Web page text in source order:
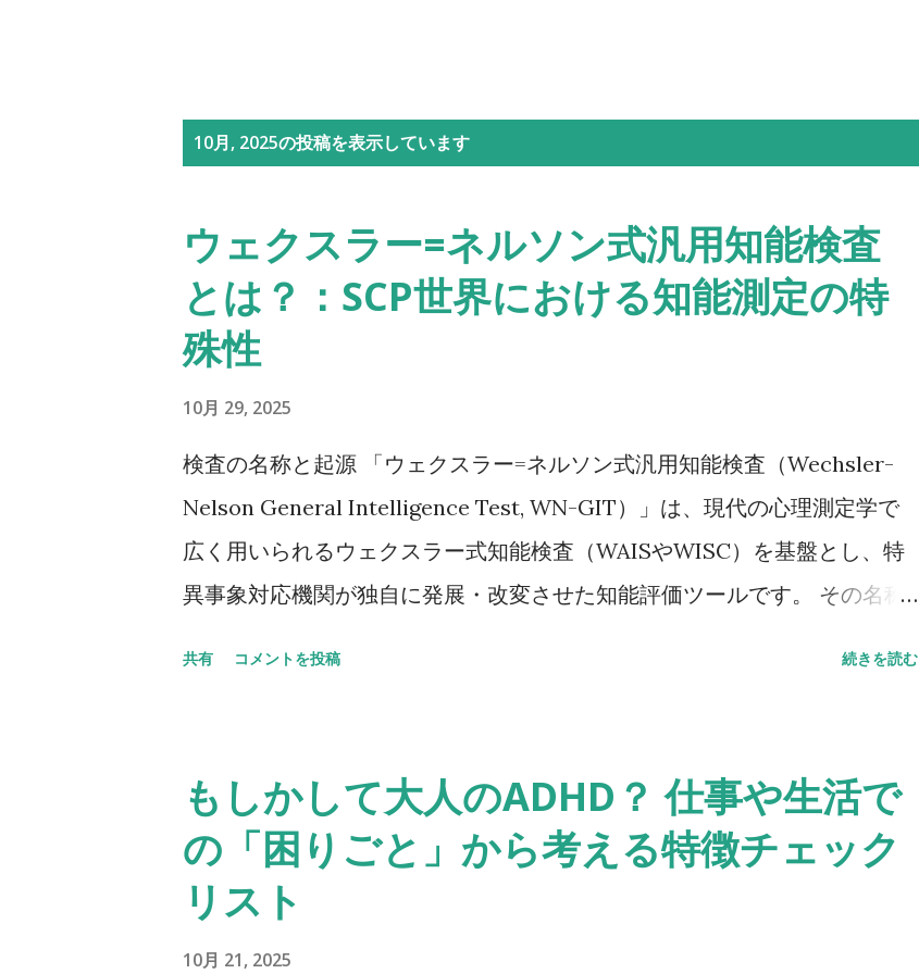
10月, 2025の投稿を表示しています
ウェクスラー=ネルソン式汎用知能検査
とは？：SCP世界における知能測定の特
殊性
10月 29, 2025
検査の名称と起源 「ウェクスラー=ネルソン式汎用知能検査（Wechsler-
Nelson General Intelligence Test, WN-GIT）」は、現代の心理測定学で
広く用いられるウェクスラー式知能検査（WAISやWISC）を基盤とし、特
異事象対応機関が独自に発展・改変させた知能評価ツールです。 その名称
といった既知の認知機能を測定の対象とするのに対し、WN-GITが目指す
「汎用知能」は、異常な現象が頻発する環境における、特殊な認知適応能
力を指します。 これは、単なる知識の多寡や計算の速さだけを評価するも
共有 コメントを投稿 続きを読む
もしかして大人のADHD？ 仕事や生活で
の「困りごと」から考える特徴チェック
リスト
10月 21, 2025